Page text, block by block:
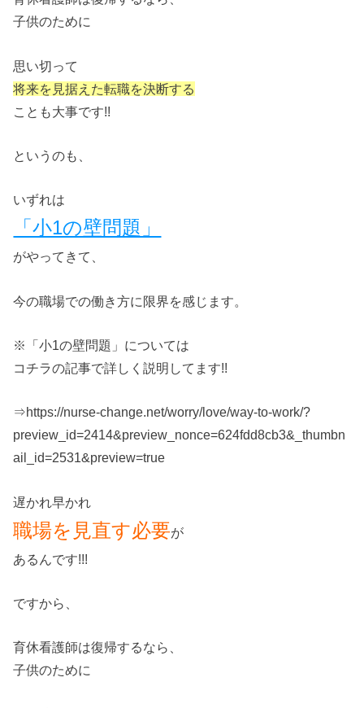
子供のために
思い切って
将来を見据えた転職を決断する
ことも大事です!!
というのも、
いずれは
「小1の壁問題」
がやってきて、
今の職場での働き方に限界を感じます。
※「小1の壁問題」については
コチラの記事で詳しく説明してます!!
⇒https://nurse-change.net/worry/love/way-to-work/?
preview_id=2414&preview_nonce=624fdd8cb3&_thumbn
ail_id=2531&preview=true
遅かれ早かれ
職場を見直す必要が
あるんです!!!
ですから、
育休看護師は復帰するなら、
子供のために